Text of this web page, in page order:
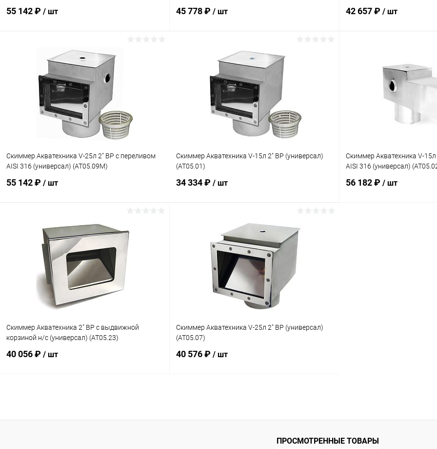
55 142 ₽ / шт
В корзину
В избранное
К сравнению Под заказ
45 778 ₽ / шт
В корзину
В избранное
К сравнению Под заказ
42 657 ₽ / шт
В избранное
К сравнению
Скиммер Акватехника V-25л 2" ВР с переливом
AISI 316 (универсал) (AT05.09M)
55 142 ₽ / шт
В корзину
В избранное
К сравнению Под заказ
Скиммер Акватехника V-15л 2" ВР (универсал)
(AT05.01)
34 334 ₽ / шт
В корзину
В избранное
К сравнению В наличии
Скиммер Акватехника V-
AISI 316 (универсал)
56 182 ₽ / шт
Скиммер Акватехника 2" ВР с выдвижной
корзиной н/с (универсал) (AT05.23)
40 056 ₽ / шт
В избранное
Скиммер Акватехника V-25л 2" ВР (универсал)
(AT05.07)
40 576 ₽ / шт
В избранное
В наличии
ПРОСМОТРЕННЫЕ ТОВАРЫ